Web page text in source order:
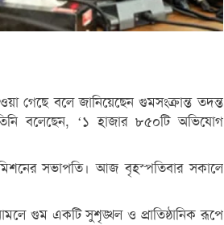
বলে জানিয়েছেন গুমসংক্রান্ত তদন্ত
বলেছেন, ‘১ হাজার ৮৫০টি অভিযোগ
সভাপতি। আজ বৃহস্পতিবার সকালে
গুম একটি সুশৃঙ্খল ও প্রাতিষ্ঠানিক রূপে